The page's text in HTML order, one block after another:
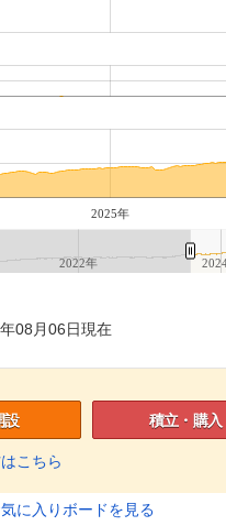
2025年
2022年
08月06日現在
設
こちら
積立・購入
に入りボードを見る